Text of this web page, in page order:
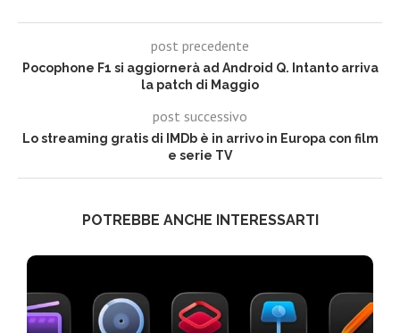
post precedente
Pocophone F1 si aggiornerà ad Android Q. Intanto arriva
la patch di Maggio
post successivo
Lo streaming gratis di IMDb è in arrivo in Europa con film
e serie TV
POTREBBE ANCHE INTERESSARTI